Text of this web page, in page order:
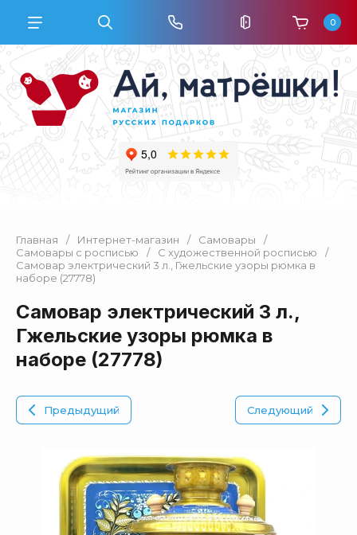
0
Главная / Интернет-магазин / Самовары
/
Самовары с росписью
/ С художественной росписью
/
Самовар электрический 3 л., Гжельские узоры рюмка в
наборе (27778)
Самовар электрический 3 л.,
Гжельские узоры рюмка в
наборе (27778)
Предыдущий Следующий